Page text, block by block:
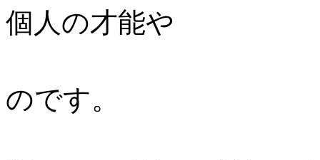
個人の才能や
のです。